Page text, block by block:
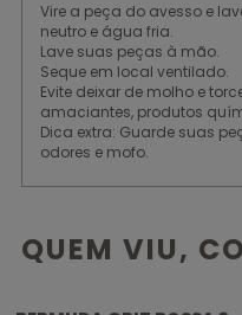
Vire a peça do avesso e
neutro e água fria.
Lave suas peças à mão.
Seque em local ventilado.
Evite deixar de molho e
amaciantes, produtos
Dica extra: Guarde suas
odores e mofo.
QUEM VIU,